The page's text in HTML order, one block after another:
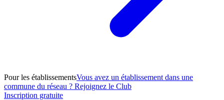
Pour les établissementsVous avez un établissement dans une
commune du réseau ? Rejoignez le Club
Inscription gratuite